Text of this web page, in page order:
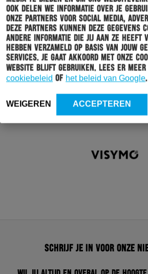
Ook delen we informatie over je
onze partners voor social media,
Deze partners kunnen deze gegevens
andere informatie die jij aan ze heeft
hebben verzameld op basis van jouw
services. Je gaat akkoord met onze
website blijft gebruiken. Lees er meer
cookiebeleid of het beleid van Google.
WEIGEREN ACCEPTEREN
Schrijf je in voor onze